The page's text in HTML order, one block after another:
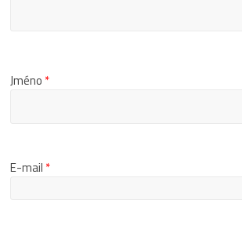
Jméno *
E-mail *